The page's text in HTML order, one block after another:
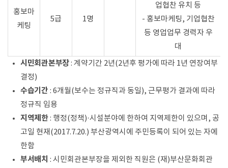
홍보마
케팅
5급 1명
업협찬 유치 등
- 홍보마케팅, 기업협찬
등 영업업무 경력자 우
대
시민회관본부장: 계약기간 2년(2년후 평가에 따라 1년 연장여부
결정)
수습기간 : 6개월(보수는 정규직과 동일), 근무평가 결과에 따라
정규직 임용
지역제한: 행정(정책)·시설분야에 한하여 지역제한이 있으며, 공
고일 현재(2017.7.20.) 부산광역시에 주민등록이 되어 있는 자에
한함
부서배치 : 시민회관본부장을 제외한 직원은 (재)부산문화회관